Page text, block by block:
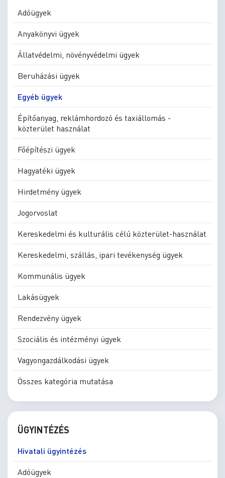
Adóügyek
Anyakönyvi ügyek
Állatvédelmi, növényvédelmi ügyek
Beruházási ügyek
Egyéb ügyek
Építőanyag, reklámhordozó és taxiállomás -
közterület használat
Főépítészi ügyek
Hagyatéki ügyek
Hirdetmény ügyek
Jogorvoslat
Kereskedelmi és kulturális célú közterület-használat
Kereskedelmi, szállás, ipari tevékenység ügyek
Kommunális ügyek
Lakásügyek
Rendezvény ügyek
Szociális és intézményi ügyek
Vagyongazdálkodási ügyek
Összes kategória mutatása
ÜGYINTÉZÉS
Hivatali ügyintézés
Adóügyek